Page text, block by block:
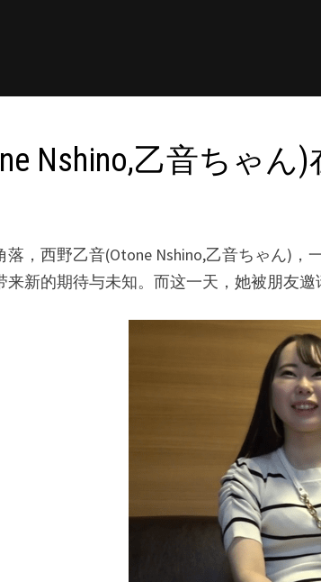
Nshino,乙音ちゃん
，西野乙音(Otone Nshino,乙音ちゃん)
新的期待与未知。而这一天，她被朋友